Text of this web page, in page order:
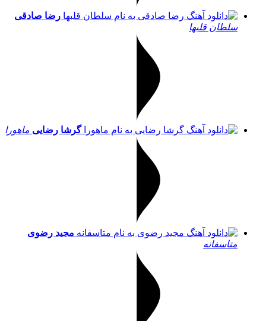
رضا صادقی
سلطان قلبها
گرشا رضایی ماهورا
مجید رضوی
متاسفانه